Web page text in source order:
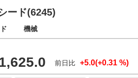
ード(6245)
機械
前日比 +5.0(+0.31 %)